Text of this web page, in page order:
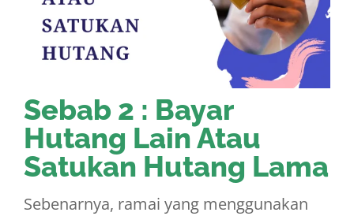
Sebab 2 : Bayar
Hutang Lain Atau
Satukan Hutang Lama
Sebenarnya, ramai yang menggunakan